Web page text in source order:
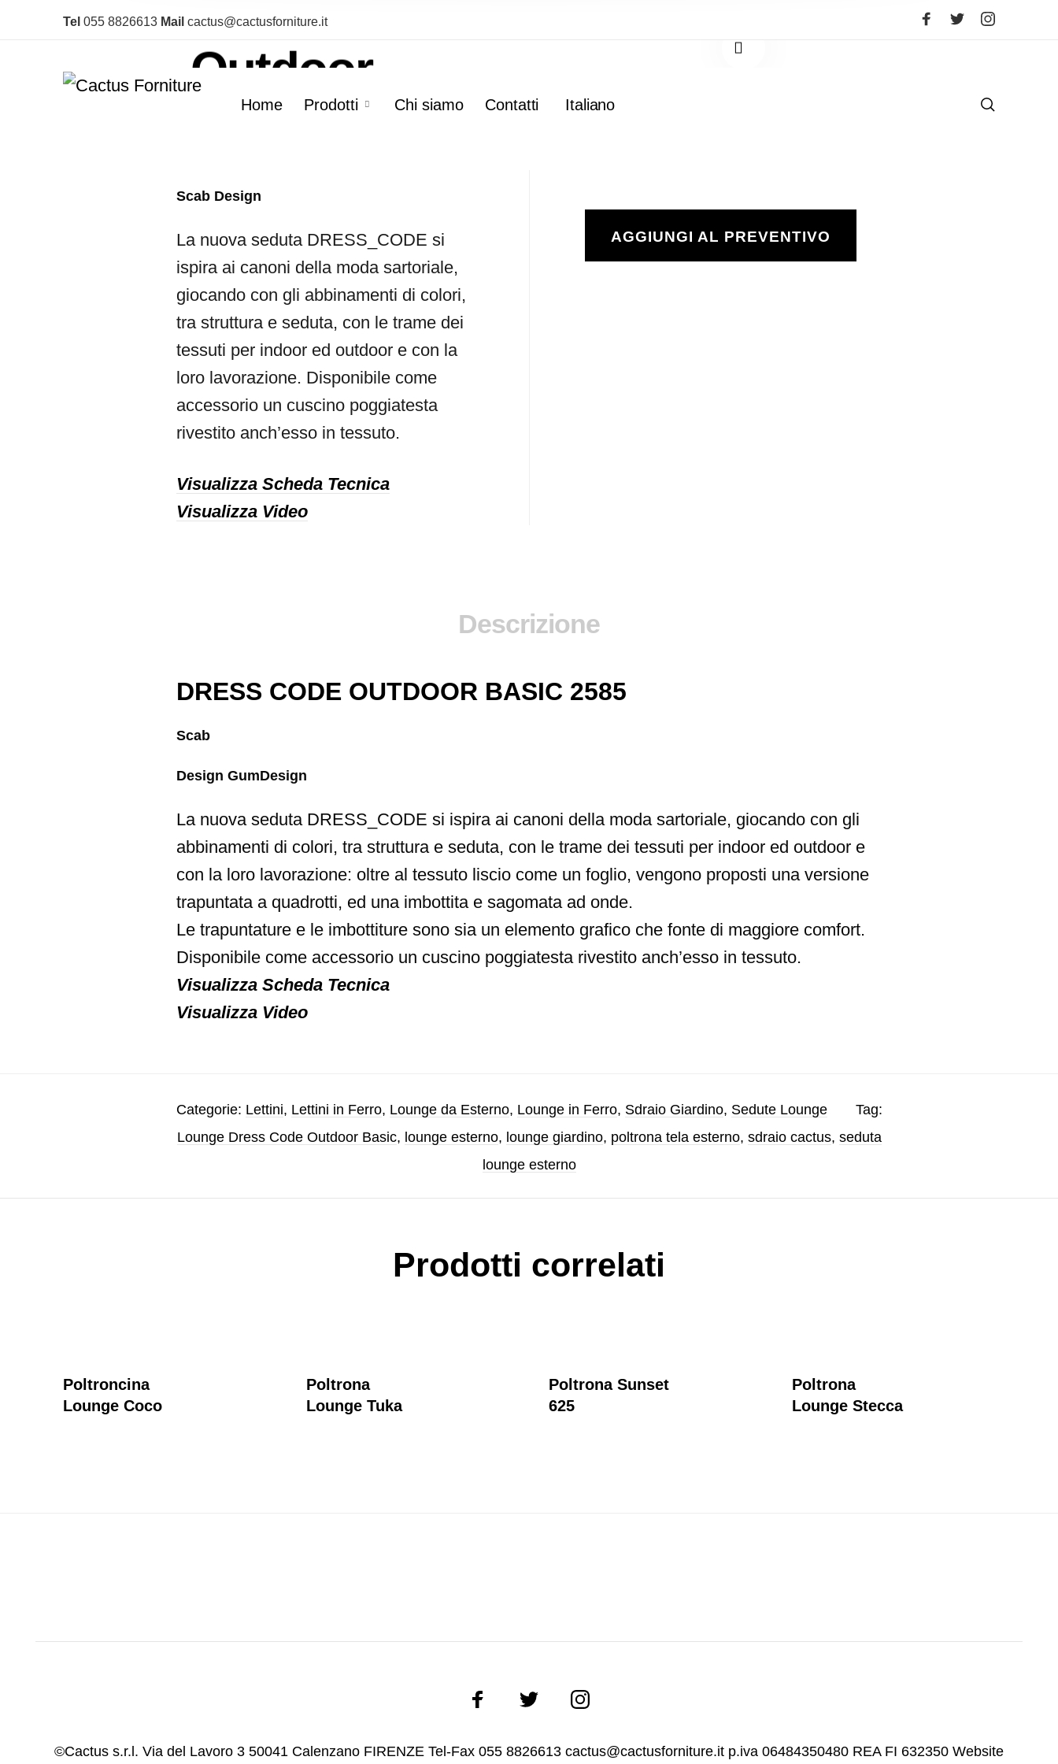
Tel 055 8826613 Mail cactus@cactusforniture.it
Home Prodotti Chi siamo Contatti Italiano
Dress Code
Outdoor
Basic 2585
Scab Design
La nuova seduta DRESS_CODE si
ispira ai canoni della moda sartoriale,
giocando con gli abbinamenti di colori,
tra struttura e seduta, con le trame dei
tessuti per indoor ed outdoor e con la
loro lavorazione. Disponibile come
accessorio un cuscino poggiatesta
rivestito anch’esso in tessuto.
Visualizza Scheda Tecnica
Visualizza Video
AGGIUNGI AL PREVENTIVO
Descrizione
DRESS CODE OUTDOOR BASIC 2585
Scab
Design GumDesign
La nuova seduta DRESS_CODE si ispira ai canoni della moda sartoriale, giocando con gli
abbinamenti di colori, tra struttura e seduta, con le trame dei tessuti per indoor ed outdoor e
con la loro lavorazione: oltre al tessuto liscio come un foglio, vengono proposti una versione
trapuntata a quadrotti, ed una imbottita e sagomata ad onde.
Le trapuntature e le imbottiture sono sia un elemento grafico che fonte di maggiore comfort.
Disponibile come accessorio un cuscino poggiatesta rivestito anch’esso in tessuto.‎
Visualizza Scheda Tecnica
Visualizza Video
Categorie: Lettini, Lettini in Ferro, Lounge da Esterno, Lounge in Ferro, Sdraio Giardino, Sedute Lounge
Tag:
Lounge Dress Code Outdoor Basic, lounge esterno, lounge giardino, poltrona tela esterno, sdraio cactus, seduta
lounge esterno
Prodotti correlati
Poltroncina
Lounge Coco
Poltrona
Lounge Tuka
Poltrona Sunset
625
Poltrona
Lounge Stecca
©Cactus s.r.l. Via del Lavoro 3 50041 Calenzano FIRENZE Tel-Fax 055 8826613 cactus@cactusforniture.it p.iva 06484350480 REA FI 632350 Website